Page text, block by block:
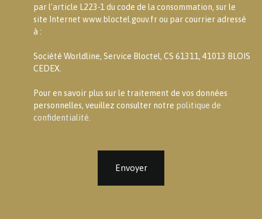
par l'article L223-1 du code de la consommation, sur le
site Internet www.bloctel.gouv.fr ou par courrier adressé
à :
Société Worldline, Service Bloctel, CS 61311, 41013 BLOIS
CEDEX.
Pour en savoir plus sur le traitement de vos données
personnelles, veuillez consulter notre politique de
confidentialité
Envoyer